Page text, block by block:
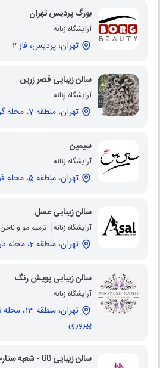
بورگ پردیس تهران
آرایشگاه زنانه
تهران، پردیس، فاز 2
سالن زیبایی قصر زرین
آرایشگاه زنانه
تهران، منطقه 7، محله گرگان، خیابان نامجو
سیمین
آرایشگاه زنانه
تهران، منطقه 5، محله فردوس، بلوار فردوس شرق
سالن زیبایی عسل
آرایشگاه زنانه ترمیم مو و ناخن
تهران، منطقه 2، محله دریان نو، خیابان شادمهر
سالن زیبایی پویش رنگ
آرایشگاه زنانه
تهران،
پیروزی
سالن زیبایی نانا - شعبه